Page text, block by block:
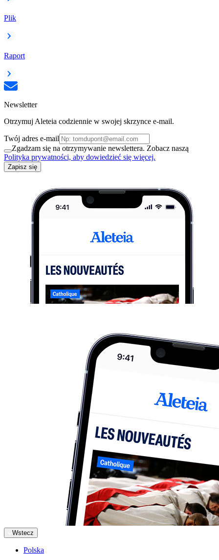
Plik
Raport
Newsletter
Otrzymuj Aleteia codziennie w swojej skrzynce e-mail.
Twój adres e-mail
Zgadzam się na otrzymywanie newslettera. Zobacz naszą
Polityka prywatności, aby dowiedzieć się więcej.
Zapisz się
Wstecz
Polska